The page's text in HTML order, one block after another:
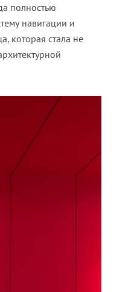
полностью
навигации и
которая стала не